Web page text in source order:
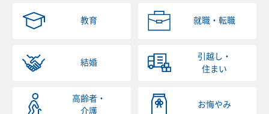
教育 就職・転職
結婚
引越し・
住まい
高齢者・
介護
お悔やみ